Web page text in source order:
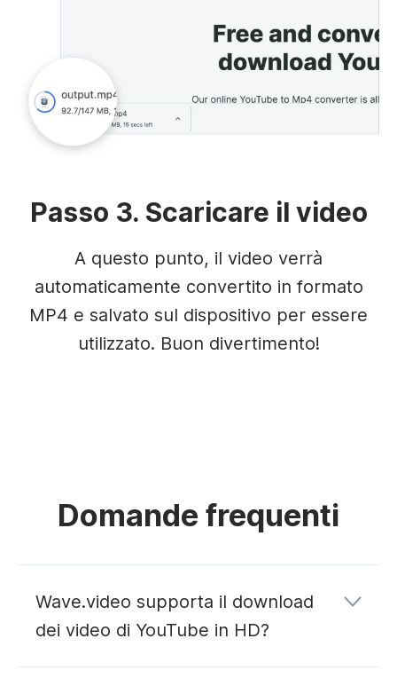
Passo 3. Scaricare il video
A questo punto, il video verrà
automaticamente convertito in formato
MP4 e salvato sul dispositivo per essere
utilizzato. Buon divertimento!
Domande frequenti
Wave.video supporta il download
dei video di YouTube in HD?